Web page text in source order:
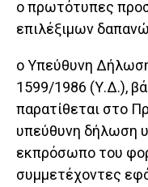
o πρωτότυπες
επιλέξιμων
o Υπεύθυνη
1599/1986 (Υ.Δ.),
παρατίθεται στο
υπεύθυνη δήλωση
εκπρόσωπο του
συμμετέχοντες